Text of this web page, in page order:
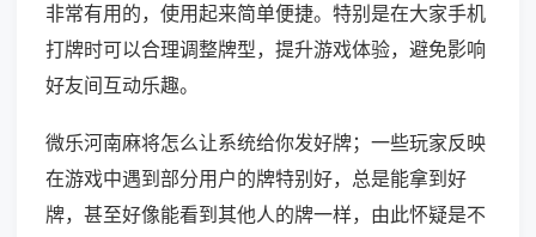
非常有用的，使用起来简单便捷。特别是在大家手机
打牌时可以合理调整牌型，提升游戏体验，避免影响
好友间互动乐趣。
微乐河南麻将怎么让系统给你发好牌；一些玩家反映
在游戏中遇到部分用户的牌特别好，总是能拿到好
牌，甚至好像能看到其他人的牌一样，由此怀疑是不